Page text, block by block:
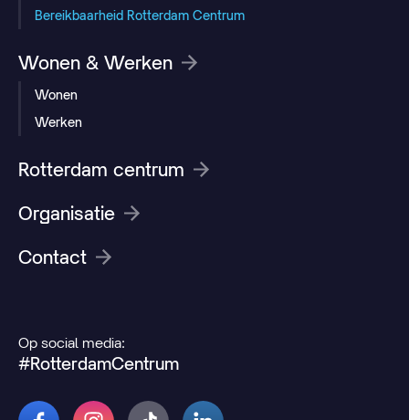
Bereikbaarheid Rotterdam Centrum
Wonen & Werken
Wonen
Werken
Rotterdam centrum
Organisatie
Contact
Op social media:
#RotterdamCentrum